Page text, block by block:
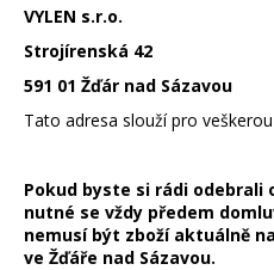
VYLEN s.r.o.
Strojírenská 42
591 01 Žďár nad Sázavou
Tato adresa slouží pro
Pokud byste si rádi odebrali
nutné se vždy předem
nemusí být zboží aktuálně
ve Žďáře nad Sázavou.
u
č
u
j
e
e